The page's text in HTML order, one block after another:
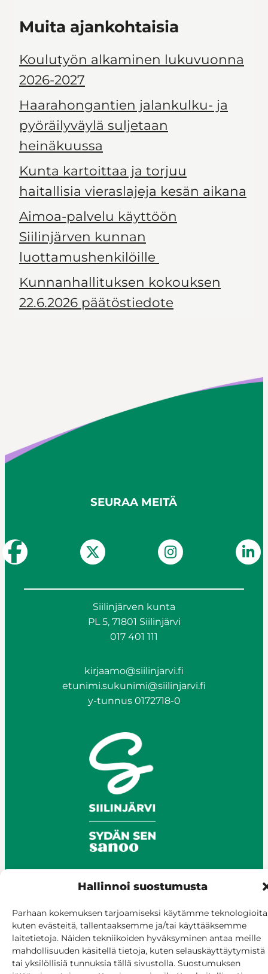
Hallinnoi suostumusta
Parhaan kokemuksen tarjoamiseksi käytämme
kuten evästeitä, tallentaaksemme ja/tai käyttääksemme
laitetietoja. Näiden tekniikoiden hyväksyminen antaa meille
mahdollisuuden käsitellä tietoja, kuten selauskäyttäytymistä
tai yksilöllisiä tunnuksia tällä sivustolla. Suostumuksen
Muita ajankohtaisia
Koulutyön alkaminen lukuvuonna
2026-2027
Haarahongantien jalankulku- ja
pyöräilyväylä suljetaan
heinäkuussa
Kunta kartoittaa ja torjuu
haitallisia vieraslajeja kesän aikana
Aimoa-palvelu käyttöön
Siilinjärven kunnan
luottamushenkilöille
Kunnanhallituksen kokouksen
22.6.2026 päätöstiedote
SEURAA MEITÄ
Siilinjärven kunta
PL 5, 71801 Siilinjärvi
017 401 111
kirjaamo@siilinjarvi.fi
etunimi.sukunimi@siilinjarvi.fi
y-tunnus 0172718-0
Anna palautetta
Asioi verkossa
Laskutus ja maksaminen
Saavutettavuus